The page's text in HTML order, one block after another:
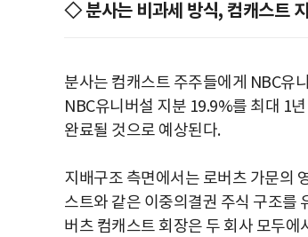
◇ 분사는 비과세 방식, 컴캐스트
분사는 컴캐스트 주주들에게 NBC유
NBC유니버설 지분 19.9%를 최대 1
완료될 것으로 예상된다.
지배구조 측면에서는 로버츠 가문의
스트와 같은 이중의결권 주식 구조를
버츠 컴캐스트 회장은 두 회사 모두